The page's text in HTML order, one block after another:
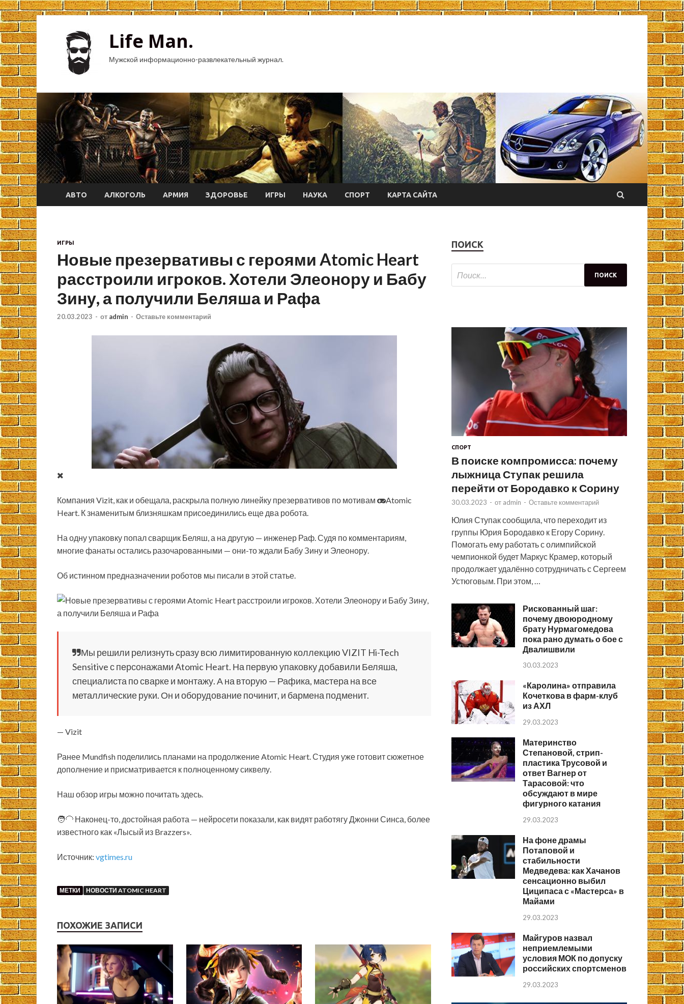
Life Man.
Мужской информационно-развлекательный журнал.
АВТО АЛКОГОЛЬ АРМИЯ ЗДОРОВЬЕ ИГРЫ НАУКА СПОРТ КАРТА САЙТА
ИГРЫ
Новые презервативы с героями Atomic Heart
расстроили игроков. Хотели Элеонору и Бабу
Зину, а получили Беляша и Рафа
20.03.2023 - от admin - Оставьте комментарий
Компания Vizit, как и обещала, раскрыла полную линейку презервативов по мотивам
Atomic
Heart. К знаменитым близняшкам присоединились еще два робота.
На одну упаковку попал сварщик Беляш, а на другую — инженер Раф. Судя по комментариям,
многие фанаты остались разочарованными — они-то ждали Бабу Зину и Элеонору.
Об истинном предназначении роботов мы писали в этой статье.
Мы решили релизнуть сразу всю лимитированную коллекцию VIZIT Hi-Tech
Sensitive с персонажами Atomic Heart. На первую упаковку добавили Беляша,
специалиста по сварке и монтажу. А на вторую — Рафика, мастера на все
металлические руки. Он и оборудование починит, и бармена подменит.
— Vizit
Ранее Mundfish поделились планами на продолжение Atomic Heart. Студия уже готовит сюжетное
дополнение и присматривается к полноценному сиквелу.
Наш обзор игры можно почитать здесь.
🧑‍🦲 Наконец-то, достойная работа — нейросети показали, как видят работягу Джонни Синса, более
известного как «Лысый из Brazzers».
Источник: vgtimes.ru
МЕТКИ НОВОСТИ ATOMIC HEART
ПОХОЖИЕ ЗАПИСИ
ПОИСК
СПОРТ
В поиске компромисса: почему
лыжница Ступак решила
перейти от Бородавко к Сорину
30.03.2023 - от admin - Оставьте комментарий
Юлия Ступак сообщила, что переходит из
группы Юрия Бородавко к Егору Сорину.
Помогать ему работать с олимпийской
чемпионкой будет Маркус Крамер, который
продолжает удалённо сотрудничать с Сергеем
Устюговым. При этом, …
Рискованный шаг:
почему двоюродному
брату Нурмагомедова
пока рано думать о бое с
Двалишвили
30.03.2023
«Каролина» отправила
Кочеткова в фарм-клуб
из АХЛ
29.03.2023
Материнство
Степановой, стрип-
пластика Трусовой и
ответ Вагнер от
Тарасовой: что
обсуждают в мире
фигурного катания
29.03.2023
На фоне драмы
Потаповой и
стабильности
Медведева: как Хачанов
сенсационно выбил
Циципаса с «Мастерса» в
Майами
29.03.2023
Майгуров назвал
неприемлемыми
условия МОК по допуску
российских спортсменов
29.03.2023